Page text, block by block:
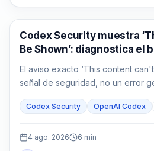
OpenAI Codex
Codex Security muestra
Be Shown’: diagnostica el
El aviso exacto ‘This content
señal de seguridad, no un error
tarea defensiva.
Codex Security OpenAI Codex
4 ago. 2026 6 min